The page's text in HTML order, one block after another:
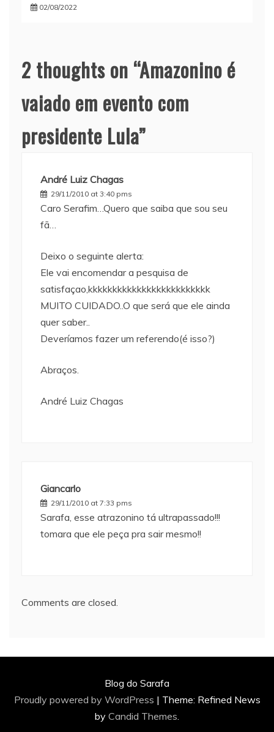
02/08/2022
2 thoughts on “Amazonino é
vaiado em evento com
presidente Lula”
André Luiz Chagas
29/11/2010 at 3:40 pms
Caro Serafim…Quero que saiba que sou seu
fã…
Deixo o seguinte alerta:
Ele vai encomendar a pesquisa de
satisfaçao,kkkkkkkkkkkkkkkkkkkkkkkkk
MUITO CUIDADO..O que será que ele ainda
quer saber..
Deveríamos fazer um referendo(é isso?)
Abraços.
André Luiz Chagas
Giancarlo
29/11/2010 at 7:33 pms
Sarafa, esse atrazonino tá ultrapassado!!!
tomara que ele peça pra sair mesmo!!
Comments are closed.
Blog do Sarafa
Proudly powered by WordPress | Theme: Refined News
by Candid Themes.